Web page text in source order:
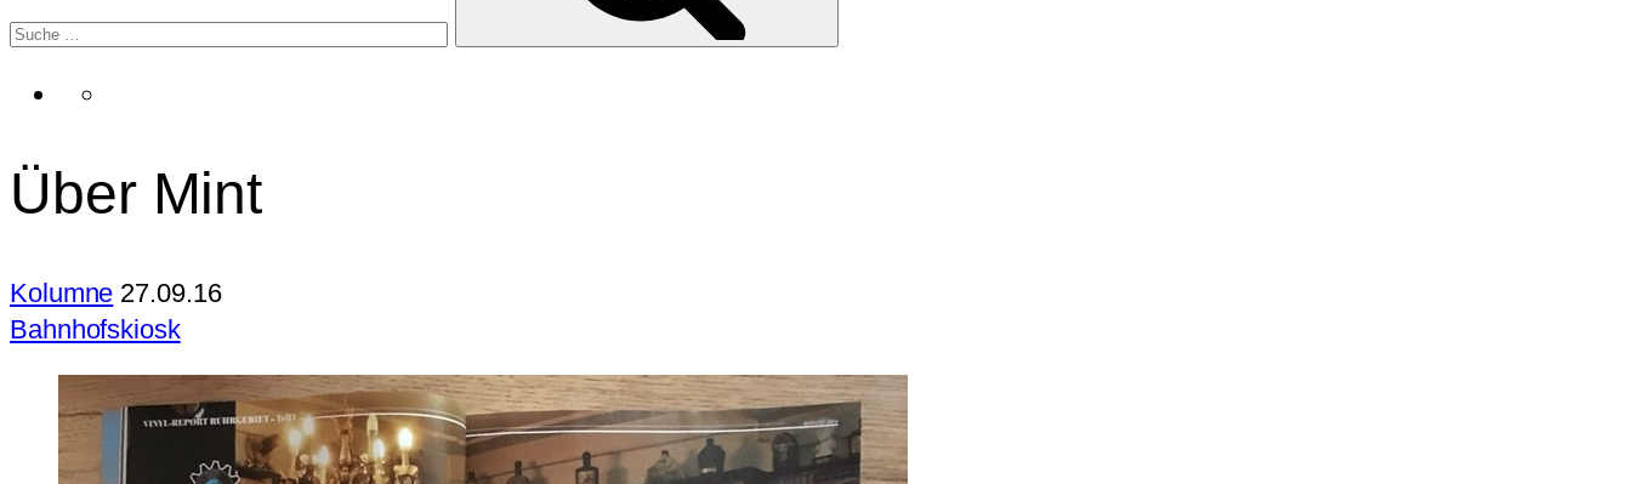
Über Mint
Kolumne 27.09.16
Bahnhofskiosk